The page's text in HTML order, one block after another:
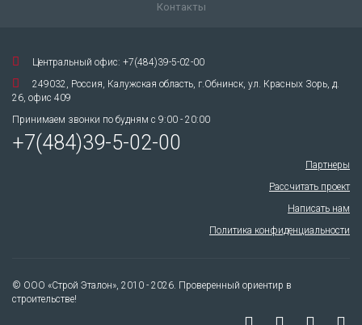
Контакты
Центральный офис: +7(484)39-5-02-00
249032, Россия, Калужская область, г.Обнинск, ул. Красных Зорь, д.
26, офис 409
Принимаем звонки по будням с 9:00 - 20:00
+7(484)39-5-02-00
Партнеры
Рассчитать проект
Написать нам
Политика конфиденциальности
© ООО «Строй Эталон», 2010 - 2026. Проверенный ориентир в
строительстве!